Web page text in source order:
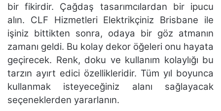
bir fikirdir. Çağdaş tasarımcılardan bir ipucu
alın. CLF Hizmetleri Elektrikçiniz Brisbane ile
işiniz bittikten sonra, odaya bir göz atmanın
zamanı geldi. Bu kolay dekor öğeleri onu hayata
geçirecek. Renk, doku ve kullanım kolaylığı bu
tarzın ayırt edici özellikleridir. Tüm yıl boyunca
kullanmak isteyeceğiniz alanı sağlayacak
seçeneklerden yararlanın.